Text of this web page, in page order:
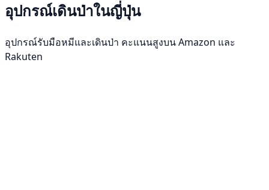
อุปกรณ์เดินป่าในญี่ปุ่น
อุปกรณ์รับมือหมีและเดินป่า คะแนนสูงบน Amazon และ
Rakuten